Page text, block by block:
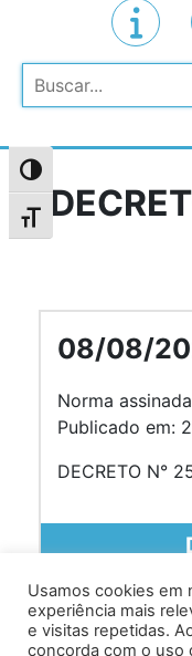
Alternar alto contraste
Alternar tamanho da
Pesquisar
08/08/
Norma
Publicado em:
DECRETO N°
Usamos cookies em
experiência mais
e visitas repetidas.
concorda com o uso